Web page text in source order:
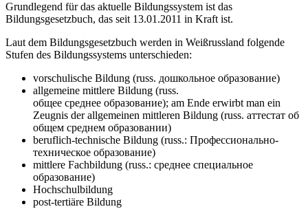
Grundlegend für das aktuelle Bildungssystem ist das
Bildungsgesetzbuch, das seit 13.01.2011 in Kraft ist.
Laut dem Bildungsgesetzbuch werden in Weißrussland folgende
Stufen des Bildungssystems unterschieden:
vorschulische Bildung (russ. дошкольное образование)
allgemeine mittlere Bildung (russ.
общее среднее образование); am Ende erwirbt man ein
Zeugnis der allgemeinen mittleren Bildung (russ. аттестат об
общем среднем образовании)
beruflich-technische Bildung (russ.: Профессионально-
техническое образование)
mittlere Fachbildung (russ.: среднее специальное
образование)
Hochschulbildung
post-tertiäre Bildung